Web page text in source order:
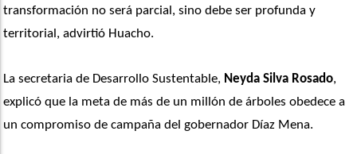
transformación no será parcial, sino debe ser profunda y
territorial, advirtió Huacho.
La secretaria de Desarrollo Sustentable, Neyda Silva Rosado,
explicó que la meta de más de un millón de árboles obedece a
un compromiso de campaña del gobernador Díaz Mena.